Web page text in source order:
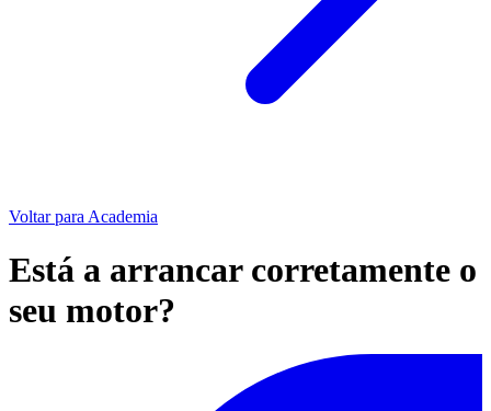
Voltar para Academia
Está a arrancar corretamente o
seu motor?